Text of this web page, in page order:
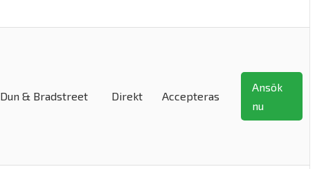
Dun & Bradstreet Direkt Accepteras
Ansök
nu